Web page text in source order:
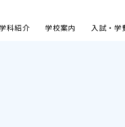
科紹介 学校案内 入試・学